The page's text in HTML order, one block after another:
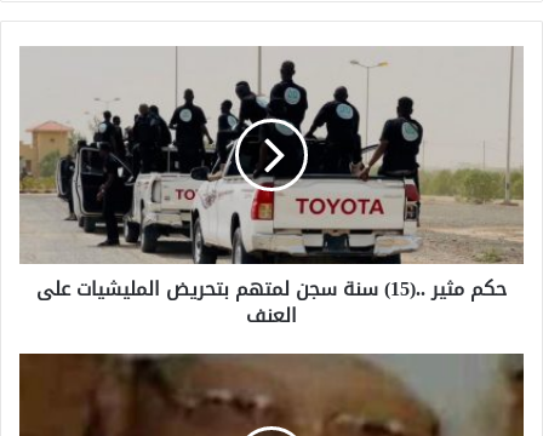
حكم مثير ..(15) سنة سجن لمتهم بتحريض المليشيات على
العنف